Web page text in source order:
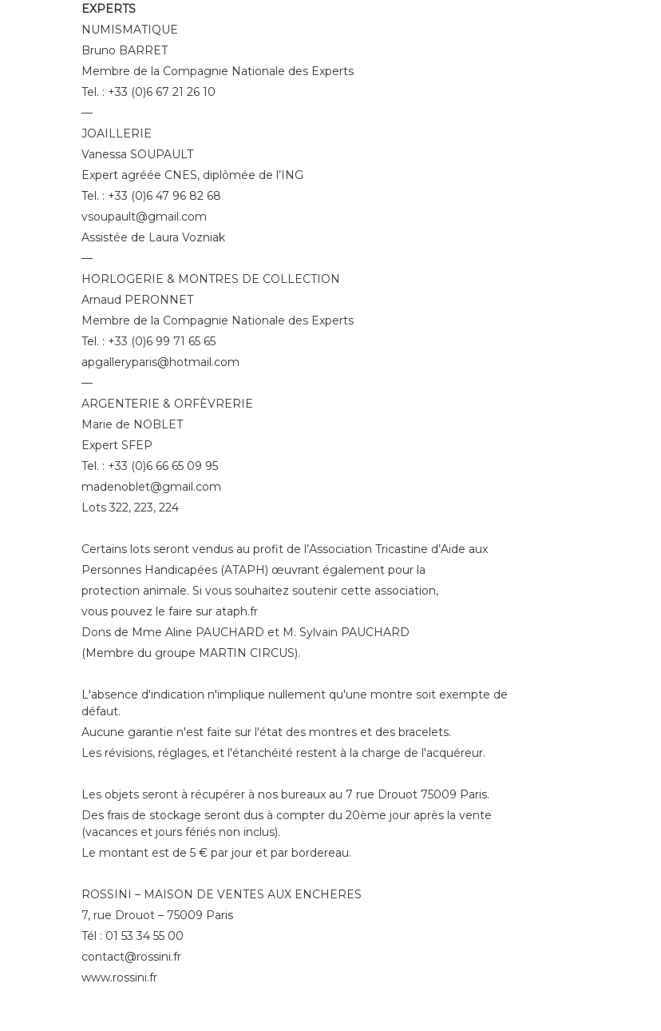
EXPERTS
NUMISMATIQUE
Bruno BARRET
Membre de la Compagnie Nationale des Experts
Tel. : +33 (0)6 67 21 26 10
—
JOAILLERIE
Vanessa SOUPAULT
Expert agréée CNES, diplômée de l’ING
Tel. : +33 (0)6 47 96 82 68
vsoupault@gmail.com
Assistée de Laura Vozniak
—
HORLOGERIE & MONTRES DE COLLECTION
Arnaud PERONNET
Membre de la Compagnie Nationale des Experts
Tel. : +33 (0)6 99 71 65 65
apgalleryparis@hotmail.com
—
ARGENTERIE & ORFÈVRERIE
Marie de NOBLET
Expert SFEP
Tel. : +33 (0)6 66 65 09 95
madenoblet@gmail.com
Lots 322, 223, 224
Certains lots seront vendus au profit de l’Association Tricastine d’Aide aux
Personnes Handicapées (ATAPH) œuvrant également pour la
protection animale. Si vous souhaitez soutenir cette association,
vous pouvez le faire sur ataph.fr
Dons de Mme Aline PAUCHARD et M. Sylvain PAUCHARD
(Membre du groupe MARTIN CIRCUS).
L'absence d'indication n'implique nullement qu'une montre soit exempte de
défaut.
Aucune garantie n'est faite sur l'état des montres et des bracelets.
Les révisions, réglages, et l'étanchéité restent à la charge de l'acquéreur.
Les objets seront à récupérer à nos bureaux au 7 rue Drouot 75009 Paris.
Des frais de stockage seront dus à compter du 20ème jour après la vente
(vacances et jours fériés non inclus).
Le montant est de 5 € par jour et par bordereau.
ROSSINI – MAISON DE VENTES AUX ENCHERES
7, rue Drouot – 75009 Paris
Tél : 01 53 34 55 00
contact@rossini.fr
www.rossini.fr